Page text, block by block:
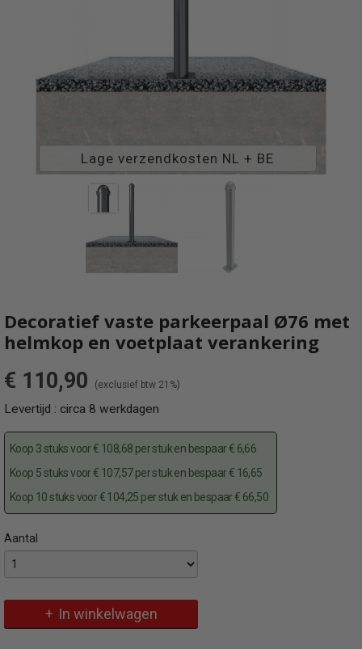
Lage verzendkosten NL + BE
Decoratief vaste parkeerpaal Ø76 met
helmkop en voetplaat verankering
€ 110,90 (exclusief btw 21%)
Levertijd : circa 8 werkdagen
Koop 3 stuks voor € 108,68 per stuk en bespaar € 6,66
Koop 5 stuks voor € 107,57 per stuk en bespaar € 16,65
Koop 10 stuks voor € 104,25 per stuk en bespaar € 66,50
Aantal
In winkelwagen
Specificaties
477PB
EAN code
Omschrijving